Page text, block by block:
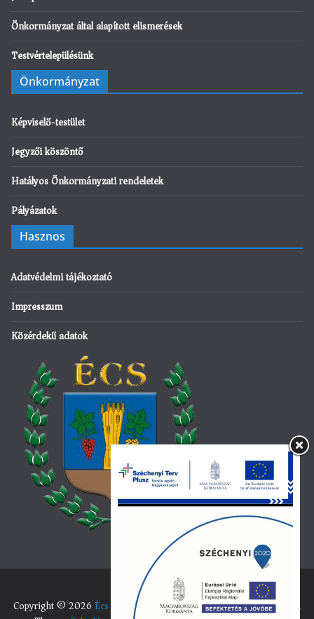
Önkormányzat által alapított elismerések
Testvértelepülésünk
Önkormányzat
Képviselő-testület
Jegyzői köszöntő
Hatályos Önkormányzati rendeletek
Pályázatok
Hasznos
Adatvédelmi tájékoztató
Impresszum
Közérdekű adatok
Copyright © 2026 Écs község hivatalos honlapja. All rights reserved.